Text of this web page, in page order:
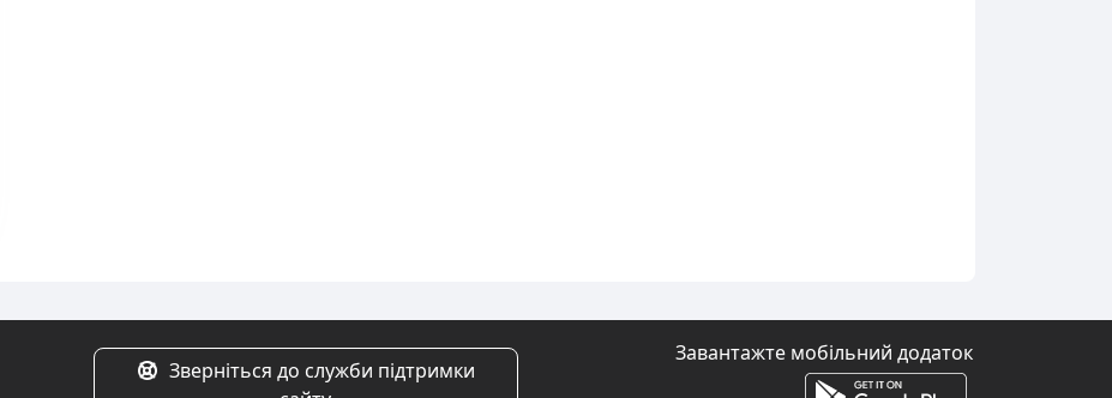
Зверніться до служби підтримки
Завантажте мобільний додаток